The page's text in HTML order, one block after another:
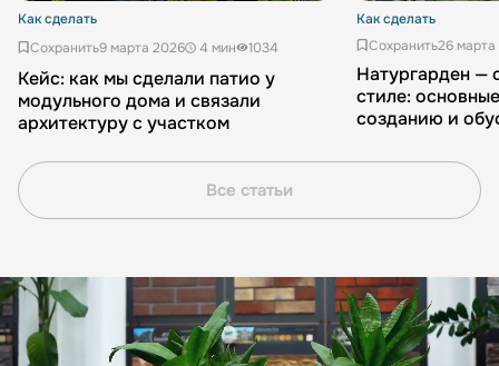
Как сделать
Сохранить9 марта 2026 4 мин 1034
Кейс: как мы сделали патио у
модульного дома и связали
архитектуру с участком
Как сделать
Сохранить26
Натургарден —
стиле:
созданию и
Все статьи